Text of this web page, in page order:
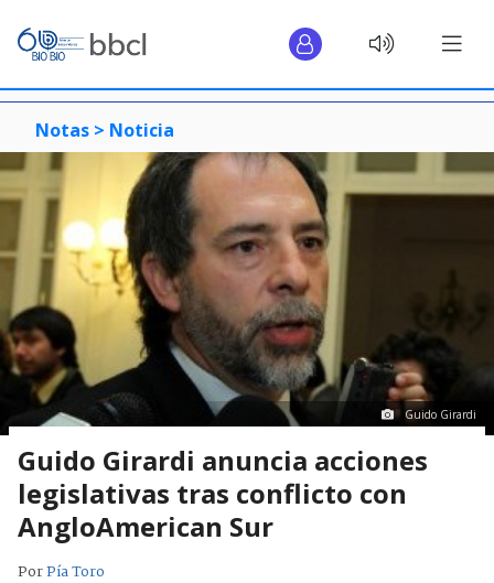
Notas > Noticia
Guido Girardi
Guido Girardi anuncia acciones
legislativas tras conflicto con
AngloAmerican Sur
PorPía Toro